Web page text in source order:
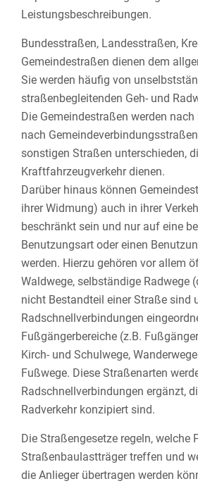
Leistungsbeschreibungen.
Bundesstraßen, Landesstraßen,
Gemeindestraßen dienen dem
Sie werden häufig von
straßenbegleitenden Geh- und
Die Gemeindestraßen werden nach
nach
sonstigen Straßen unterschieden,
Kraftfahrzeugverkehr dienen.
Darüber hinaus können
ihrer Widmung) auch in ihrer
beschränkt sein und nur auf eine
Benutzungsart oder einen
werden. Hierzu gehören vor allem
Waldwege, selbständige Radwege
nicht Bestandteil einer Straße sind
Radschnellverbindungen
Fußgängerbereiche (z.B.
Kirch- und Schulwege,
Fußwege. Diese Straßenarten
Radschnellverbindungen ergänzt,
Radverkehr konzipiert sind.
Die Straßengesetze regeln, welche
Straßenbaulastträger treffen und
die Anlieger übertragen werden